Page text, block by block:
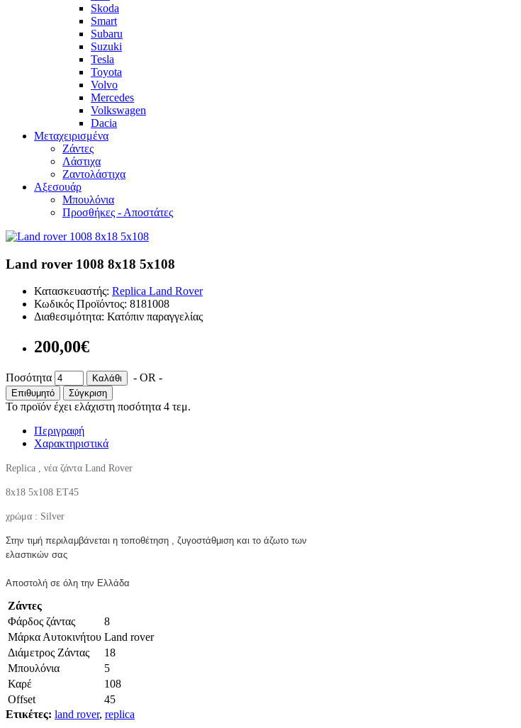
Skoda
Smart
Subaru
Suzuki
Tesla
Toyota
Volvo
Mercedes
Volkswagen
Dacia
Μεταχειρισμένα
Zάντες
Λάστιχα
Ζαντολάστιχα
Αξεσουάρ
Μπουλόνια
Προσθήκες - Αποστάτες
Land rover 1008 8x18 5x108
Κατασκευαστής: Replica Land Rover
Κωδικός Προϊόντος: 8181008
Διαθεσιμότητα: Κατόπιν παραγγελίας
200,00€
Ποσότητα Καλάθι - OR -
Επιθυμητό Σύγκριση
Το προϊόν έχει ελάχιστη ποσότητα 4 τεμ.
Περιγραφή
Χαρακτηριστικά
Replica , νέα ζάντα Land Rover
8x18 5x108 ET45
χρώμα : Silver
Στην τιμή περιλαμβάνεται η τοποθέτηση , ζυγοστάθμιση και το άζωτο των
ελαστικών σας
Αποστολή σε όλη την Ελλάδα
Ζάντες
Φάρδος ζάντας
8
Μάρκα Αυτοκινήτου Land rover
Διάμετρος Ζάντας
18
Μπουλόνια
5
Καρέ
108
Offset
45
Ετικέτες: land rover, replica